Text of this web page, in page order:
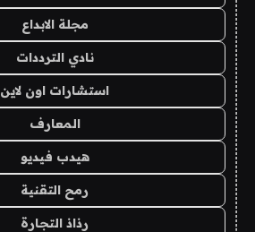
مجلة الابداع
نادي الترددات
استشارات اون لاين
المعارف
هيدب فيديو
رمح التقنية
رذاذ التجارة